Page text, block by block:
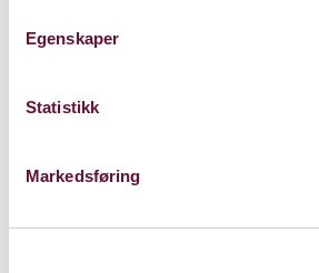
Egenskaper
Statistikk
Markedsføring